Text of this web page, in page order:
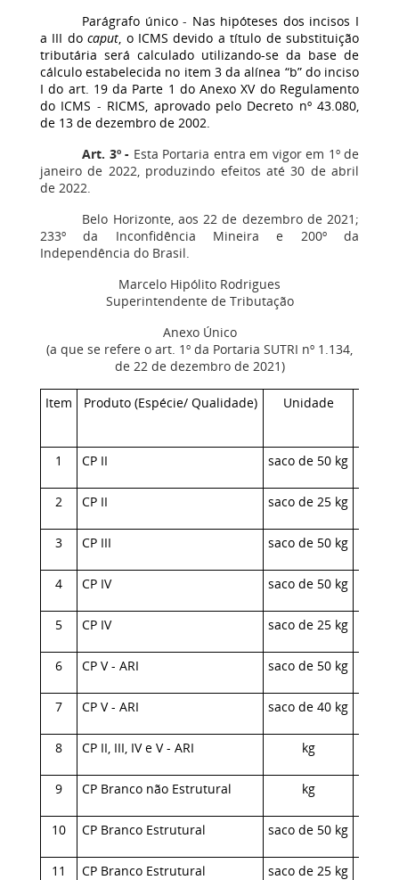
Parágrafo único- Nas hipóteses dos incisos I
a III docaput, o ICMS devido a título de substituição
tributária será calculado utilizando-se da base de
cálculo estabelecida no item 3 da alínea “b” do inciso
I do art. 19 da Parte 1 do Anexo XV do Regulamento
do ICMS - RICMS, aprovado pelo Decreto nº 43.080,
de 13 de dezembro de 2002.
Art. 3º- Esta Portaria entra em vigor em 1º de
janeiro de 2022, produzindo efeitos até 30 de abril
de 2022.
Belo Horizonte, aos 22 de dezembro de 2021;
233º da Inconfidência Mineira e 200º da
Independência do Brasil.
Marcelo Hipólito Rodrigues
Superintendente de Tributação
Anexo Único
(a que se refere o art. 1º da Portaria SUTRI nº 1.134,
de 22 de dezembro de 2021)
Item Produto (Espécie/ Qualidade) Unidade
1 CP II saco de 50 kg
2 CP II saco de 25 kg
3 CP III saco de 50 kg
4 CP IV saco de 50 kg
5 CP IV saco de 25 kg
6 CP V - ARI saco de 50 kg
7 CP V - ARI saco de 40 kg
8 CP II, III, IV e V - ARI kg
9 CP Branco não Estrutural kg
10 CP Branco Estrutural saco de 50 kg
11 CP Branco Estrutural saco de 25 kg